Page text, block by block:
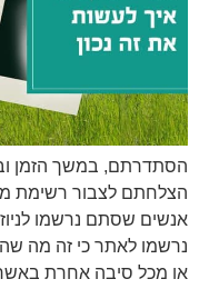
הסתדרתם, במשך הזמן
הצלחתם לצבור רשימת
אנשים שסתם נרשמו
נרשמו לאתר כי זה מה
או מכל סיבה אחרת